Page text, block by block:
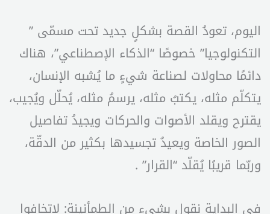
اليوم، تعودُ القصة بشكلٍ جديد تحت مسمّى ”
التكنولوجيا” خصوصًا “الذكاء الإصطناعي”، هناك
دائمًا محاولات لصناعة شيءٍ ما يُشبه الإنسان،
يتكلّم مثله، يكتبُ مثله، يرسمُ مثله، يُحلّل ويُجيب،
يقترح ويقلد الأصوات والحركات ويجيدُ تفاصيل
الصور الخاصة ويعيدُ تجسيدها بكثير من الدقّة،
وربّما قريبًا يُقلّد “القرار” .
في البداية نقول بشيءٍ من الطمأنينة: لاتخافوا